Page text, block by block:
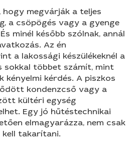
megvárják a teljes
a csöpögés vagy a gyenge
minél később szólnak, annál
Az én
a lakossági készülékeknél a
sokkal többet számít, mint
kényelmi kérdés. A piszkos
kondenzcső vagy a
kültéri egység
Egy jó hűtéstechnikai
elmagyarázza, nem csak
takarítani.